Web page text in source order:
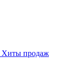
Хиты продаж